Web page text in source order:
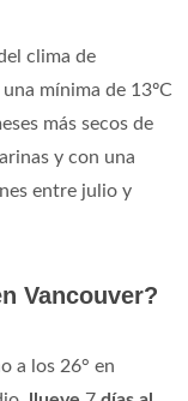
clima de
mínima de 13ºC
más secos de
y con una
entre julio y
Vancouver?
a los 26° en